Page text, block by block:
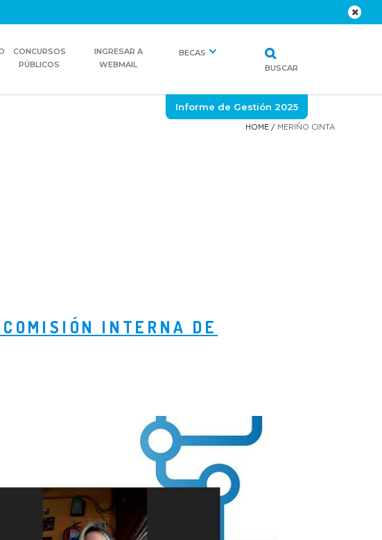
CONCURSOS
PÚBLICOS
INGRESAR A
WEBMAIL
BECAS
BUSCAR
Informe de Gestión 2025
HOME/ MERIÑO CINTA
INTERNA DE